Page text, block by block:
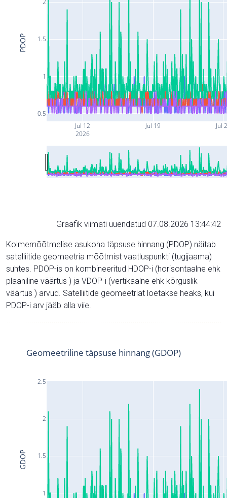
Jul 12
2026
Jul 19 Jul
0.5
1
1.5
PDOP
Graafik viimati uuendatud 07.08.2026 13:44:42
Kolmemõõtmelise asukoha täpsuse hinnang (PDOP) näitab
satelliitide geomeetria mõõtmist vaatluspunkti (tugijaama)
suhtes. PDOP-is on kombineeritud HDOP-i (horisontaalne ehk
plaaniline väärtus ) ja VDOP-i (vertikaalne ehk kõrguslik
väärtus ) arvud. Satelliitide geomeetriat loetakse heaks, kui
PDOP-i arv jääb alla viie.
1
1.5
2
2.5
Geomeetriline täpsuse hinnang (GDOP)
GDOP